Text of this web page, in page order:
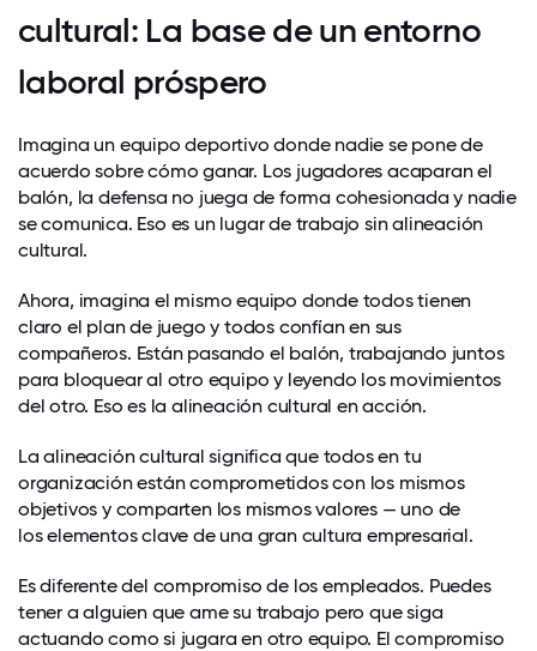
cultural: La base de un entorno
laboral próspero
Imagina un equipo deportivo donde nadie se pone de
acuerdo sobre cómo ganar. Los jugadores acaparan el
balón, la defensa no juega de forma cohesionada y nadie
se comunica. Eso es un lugar de trabajo sin alineación
cultural.
Ahora, imagina el mismo equipo donde todos tienen
claro el plan de juego y todos confían en sus
compañeros. Están pasando el balón, trabajando juntos
para bloquear al otro equipo y leyendo los movimientos
del otro. Eso es la alineación cultural en acción.
La alineación cultural significa que todos en tu
organización están comprometidos con los mismos
objetivos y comparten los mismos valores — uno de
los elementos clave de una gran cultura empresarial.
Es diferente del compromiso de los empleados. Puedes
tener a alguien que ame su trabajo pero que siga
actuando como si jugara en otro equipo. El compromiso